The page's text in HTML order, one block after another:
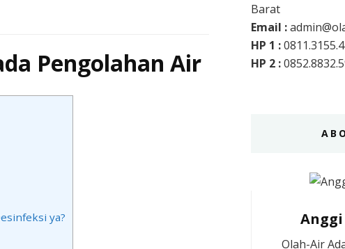
Pengolahan Air
ya?
Barat
Email :
HP 1 :
HP 2 :
Olah-Air